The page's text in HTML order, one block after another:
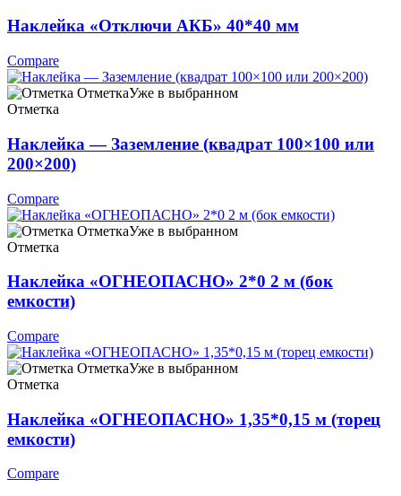
Наклейка «Отключи АКБ» 40*40 мм
Compare
ОтметкаУже в выбранном
Отметка
Наклейка — Заземление (квадрат 100×100 или
200×200)
Compare
ОтметкаУже в выбранном
Отметка
Наклейка «ОГНЕОПАСНО» 2*0 2 м (бок
емкости)
Compare
ОтметкаУже в выбранном
Отметка
Наклейка «ОГНЕОПАСНО» 1,35*0,15 м (торец
емкости)
Compare